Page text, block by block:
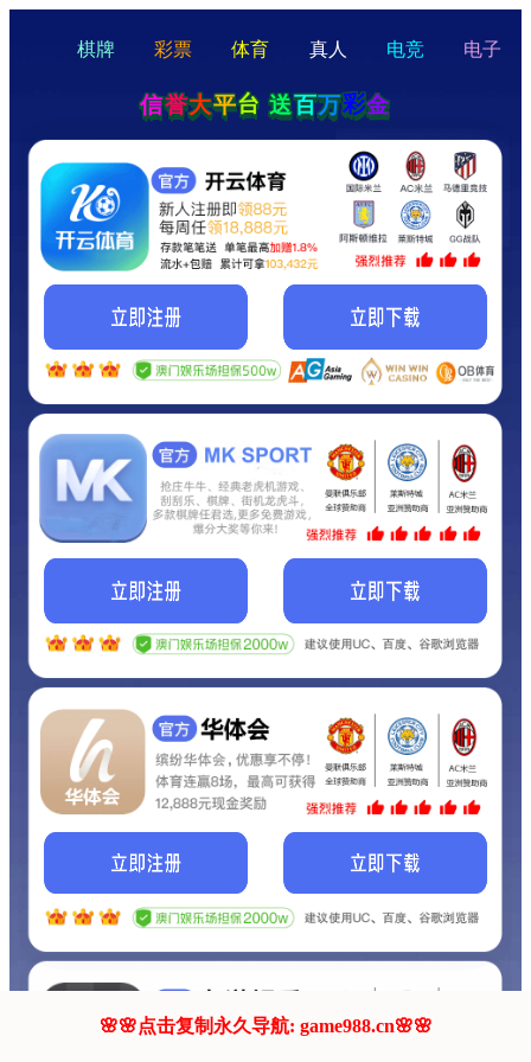
hello
Hey Guys!
我们即将上线啦...
我们的网站正在建设.
它将是非常棒的网站.
联系我们!